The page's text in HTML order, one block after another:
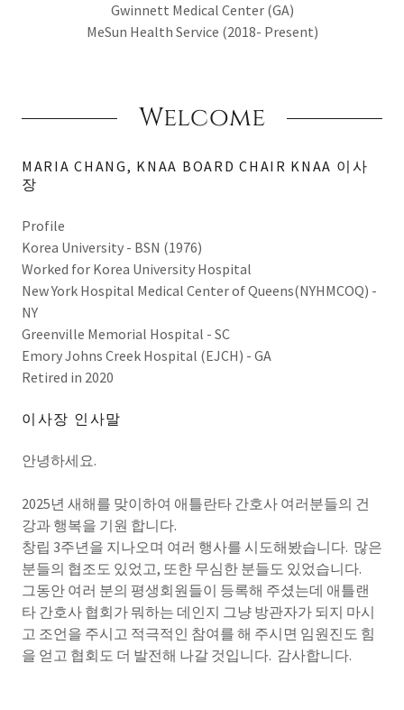
Gwinnett Medical Center (GA)
MeSun Health Service (2018- Present)
Welcome
MARIA CHANG, KNAA BOARD CHAIR KNAA 이사
장
Profile
Korea University - BSN (1976)
Worked for Korea University Hospital
New York Hospital Medical Center of Queens(NYHMCOQ) -
NY
Greenville Memorial Hospital - SC
Emory Johns Creek Hospital (EJCH) - GA
Retired in 2020
이사장 인사말
안녕하세요.
2025년 새해를 맞이하여 애틀란타 간호사 여러분들의 건
강과 행복을 기원 합니다.
창립 3주년을 지나오며 여러 행사를 시도해봤습니다. 많은
분들의 협조도 있었고, 또한 무심한 분들도 있었습니다.
그동안 여러 분의 평생회원들이 등록해 주셨는데 애틀랜
타 간호사 협회가 뭐하는 데인지 그냥 방관자가 되지 마시
고 조언을 주시고 적극적인 참여를 해 주시면 임원진도 힘
을 얻고 협회도 더 발전해 나갈 것입니다. 감사합니다.